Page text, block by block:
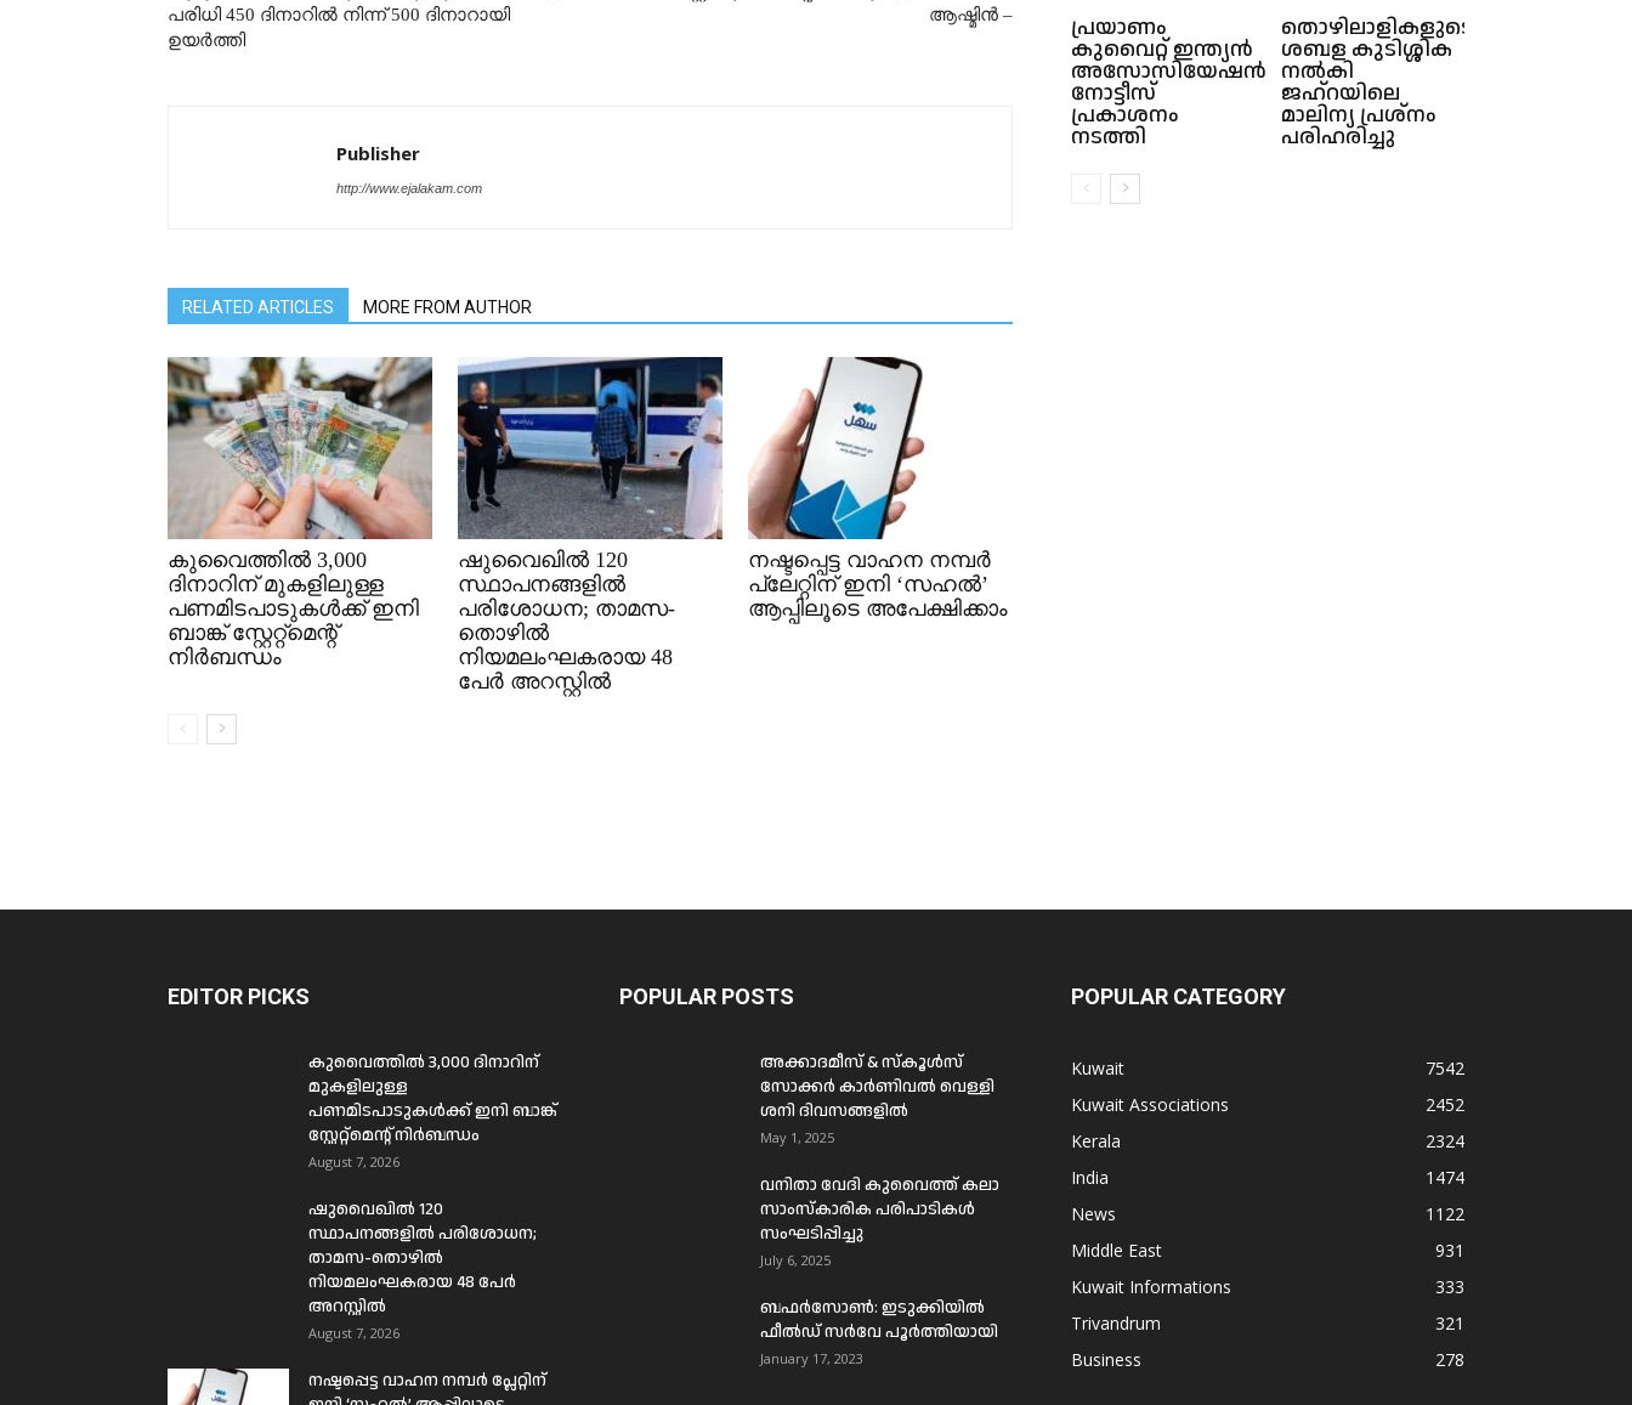
പരിധി 450 ദിനാറിൽ നിന്ന് 500 ദിനാറായി
ഉയർത്തി
ആഷ്മിൻ –
Publisher
http://www.ejalakam.com
RELATED ARTICLES MORE FROM AUTHOR
കുവൈത്തിൽ 3,000
ദിനാറിന് മുകളിലുള്ള
പണമിടപാടുകൾക്ക് ഇനി
ബാങ്ക് സ്റ്റേറ്റ്മെന്റ്
നിർബന്ധം
ഷുവൈഖിൽ 120
സ്ഥാപനങ്ങളിൽ
പരിശോധന; താമസ-
തൊഴിൽ
നിയമലംഘകരായ 48
പേർ അറസ്റ്റിൽ
നഷ്ടപ്പെട്ട വാഹന നമ്പർ
പ്ലേറ്റിന് ഇനി ‘സഹൽ’
ആപ്പിലൂടെ അപേക്ഷിക്കാം
പ്രയാണം
കുവൈറ്റ് ഇന്ത്യൻ
അസോസിയേഷൻ
നോട്ടീസ്
പ്രകാശനം
നടത്തി
തൊഴിലാളികളുടെ
ശബള കുടിശ്ശിക
നൽകി
ജഹ്റയിലെ
മാലിന്യ പ്രശ്നം
പരിഹരിച്ചു
EDITOR PICKS
കുവൈത്തിൽ 3,000 ദിനാറിന്
മുകളിലുള്ള
പണമിടപാടുകൾക്ക് ഇനി ബാങ്ക്
സ്റ്റേറ്റ്മെന്റ് നിർബന്ധം
August 7, 2026
ഷുവൈഖിൽ 120
സ്ഥാപനങ്ങളിൽ പരിശോധന;
താമസ-തൊഴിൽ
നിയമലംഘകരായ 48 പേർ
അറസ്റ്റിൽ
August 7, 2026
നഷ്ടപ്പെട്ട വാഹന നമ്പർ പ്ലേറ്റിന്
POPULAR POSTS
അക്കാദമീസ് & സ്കൂൾസ്
സോക്കർ കാർണിവൽ വെള്ളി
ശനി ദിവസങ്ങളിൽ
May 1, 2025
വനിതാ വേദി കുവൈത്ത് കലാ
സാംസ്കാരിക പരിപാടികൾ
സംഘടിപ്പിച്ചു
July 6, 2025
ബഫര്‍സോണ്‍: ഇടുക്കിയില്‍
ഫീല്‍ഡ് സര്‍വേ പൂര്‍ത്തിയായി
January 17, 2023
POPULAR CATEGORY
Kuwait
7542
Kuwait Associations
2452
Kerala
2324
India
1474
News
1122
Middle East
931
Kuwait Informations
333
Trivandrum
321
Business
278